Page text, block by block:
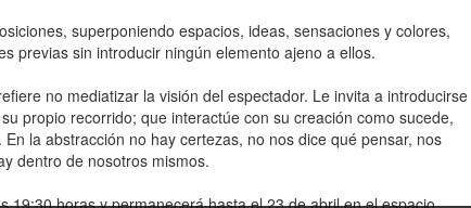
superponiendo espacios, ideas, sensaciones y colores,
previas sin introducir ningún elemento ajeno a ellos.
no mediatizar la visión del espectador. Le invita a introducirse
propio recorrido; que interactúe con su creación como sucede,
la abstracción no hay certezas, no nos dice qué pensar, nos
dentro de nosotros mismos.
19:30 horas y permanecerá hasta el 23 de abril en el espacio